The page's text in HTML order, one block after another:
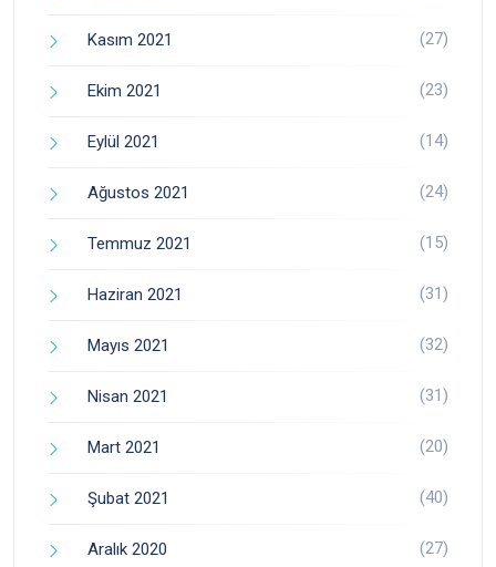
Kasım 2021 (27)
Ekim 2021 (23)
Eylül 2021 (14)
Ağustos 2021 (24)
Temmuz 2021 (15)
Haziran 2021 (31)
Mayıs 2021 (32)
Nisan 2021 (31)
Mart 2021 (20)
Şubat 2021 (40)
Aralık 2020 (27)